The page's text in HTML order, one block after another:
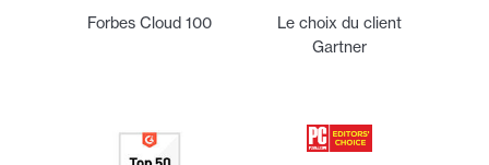
Forbes Cloud 100
Le choix du client
Gartner